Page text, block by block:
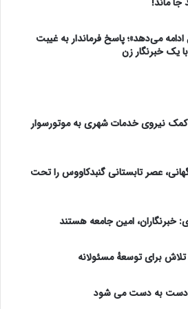
می‌دهد»؛ پاسخ فرماندار به غیبت
یک خبرنگار زن
کمک نیروی خدمات شهری به موتورسوار
عصر تابستانی گنبدکاووس را تحت
امین جامعه هستند
برای توسعهٔ مسئولانه
دست به دست می شود